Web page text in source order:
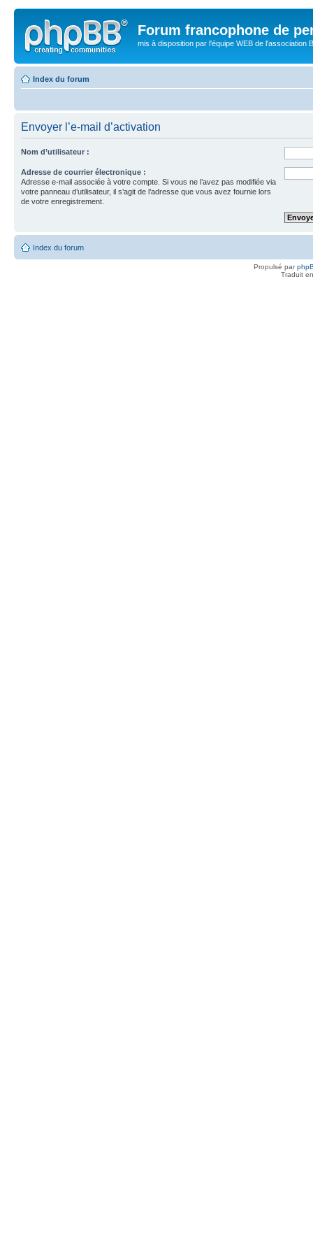
Forum francophone de
mis à disposition par l'équipe WEB de l'association
Index du forum
Envoyer l’e-mail d’activation
Nom d’utilisateur :
Adresse de courrier électronique :
Adresse e-mail associée à votre compte. Si vous ne l’avez pas modifiée via
votre panneau d’utilisateur, il s’agit de l’adresse que vous avez fournie lors
de votre enregistrement.
Index du forum
Propulsé par
Traduit